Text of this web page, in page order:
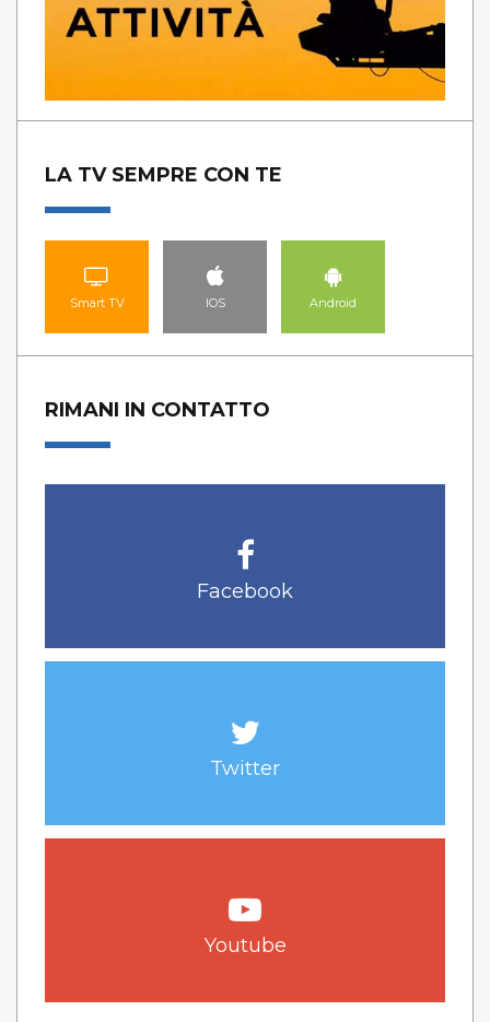
LA TV SEMPRE CON TE
Smart TV IOS Android
RIMANI IN CONTATTO
Facebook
Twitter
Youtube